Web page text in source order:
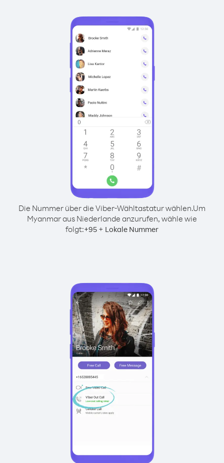
Die Nummer über die Viber-Wähltastatur wählen.Um
Myanmar aus Niederlande anzurufen, wähle wie
folgt:+95 + Lokale Nummer